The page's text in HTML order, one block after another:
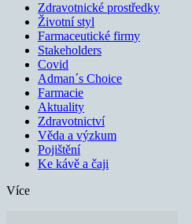
Zdravotnické prostředky
Životní styl
Farmaceutické firmy
Stakeholders
Covid
Adman´s Choice
Farmacie
Aktuality
Zdravotnictví
Věda a výzkum
Pojištění
Ke kávě a čaji
Více